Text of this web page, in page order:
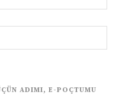
ADIMI, E-POÇTUMU